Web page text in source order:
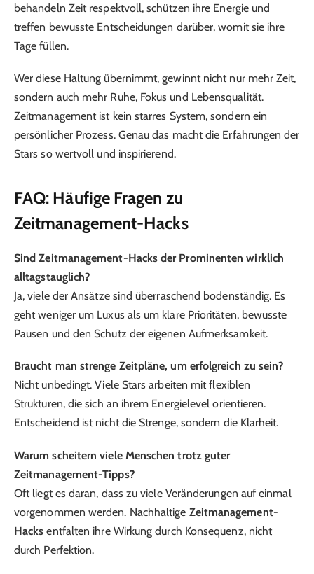
behandeln Zeit respektvoll, schützen ihre Energie und
treffen bewusste Entscheidungen darüber, womit sie ihre
Tage füllen.
Wer diese Haltung übernimmt, gewinnt nicht nur mehr Zeit,
sondern auch mehr Ruhe, Fokus und Lebensqualität.
Zeitmanagement ist kein starres System, sondern ein
persönlicher Prozess. Genau das macht die Erfahrungen der
Stars so wertvoll und inspirierend.
FAQ: Häufige Fragen zu
Zeitmanagement-Hacks
Sind Zeitmanagement-Hacks der Prominenten wirklich
alltagstauglich?
Ja, viele der Ansätze sind überraschend bodenständig. Es
geht weniger um Luxus als um klare Prioritäten, bewusste
Pausen und den Schutz der eigenen Aufmerksamkeit.
Braucht man strenge Zeitpläne, um erfolgreich zu sein?
Nicht unbedingt. Viele Stars arbeiten mit flexiblen
Strukturen, die sich an ihrem Energielevel orientieren.
Entscheidend ist nicht die Strenge, sondern die Klarheit.
Warum scheitern viele Menschen trotz guter
Zeitmanagement-Tipps?
Oft liegt es daran, dass zu viele Veränderungen auf einmal
vorgenommen werden. Nachhaltige Zeitmanagement-
Hacks entfalten ihre Wirkung durch Konsequenz, nicht
durch Perfektion.